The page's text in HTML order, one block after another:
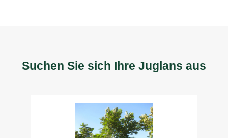
Suchen Sie sich Ihre Juglans aus